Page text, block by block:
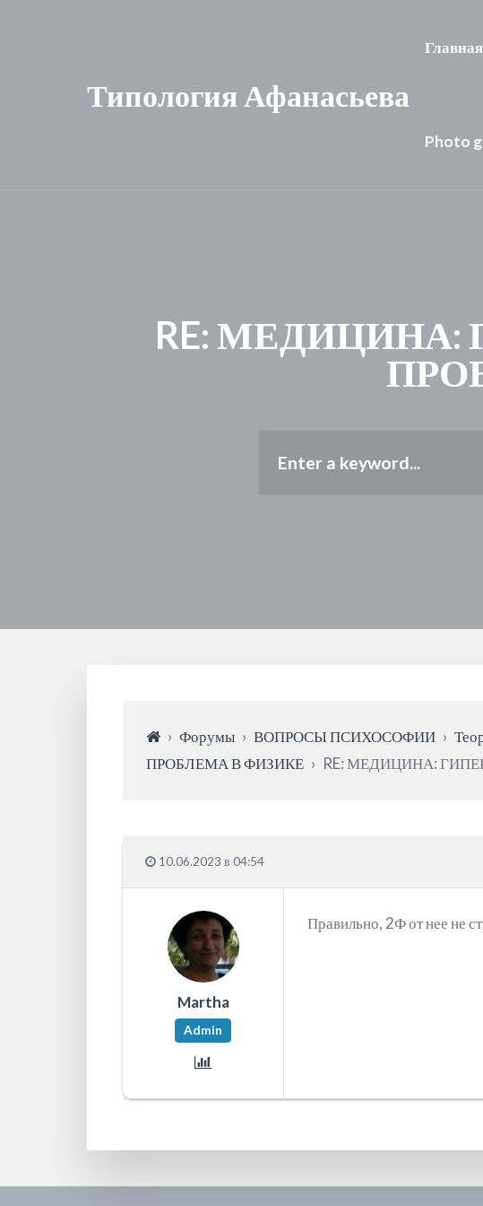
Типология Афанасьева
Главная
Photo
RE:
› Форумы › ВОПРОСЫ ПСИХОСОФИИ ›
ПРОБЛЕМА В ФИЗИКЕ › RE: МЕДИЦИНА:
10.06.2023 в 04:54
Martha
Admin
Правильно, 2Ф от нее не